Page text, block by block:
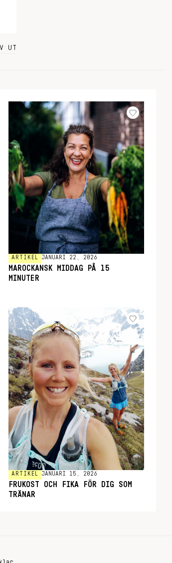
UT
ARTIKEL JANUARI 22, 2026
MAROCKANSK MIDDAG PÅ 15
MINUTER
ARTIKEL JANUARI 15, 2026
FRUKOST OCH FIKA FÖR DIG SOM
TRÄNAR